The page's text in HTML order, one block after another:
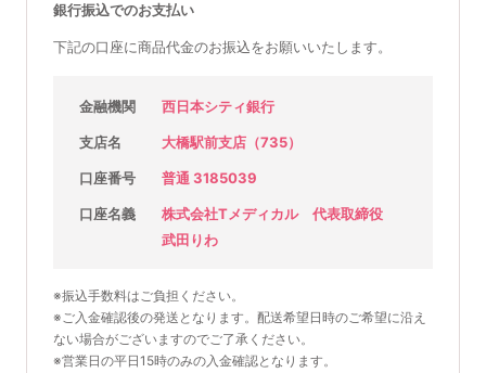
銀行振込でのお支払い
下記の口座に商品代金のお振込をお願いいたします。
金融機関 西日本シティ銀行
支店名 大橋駅前支店（735）
口座番号 普通 3185039
口座名義
株式会社Tメディカル 代表取締役
武田りわ
※振込手数料はご負担ください。
※ご入金確認後の発送となります。配送希望日時のご希望に沿え
ない場合がございますのでご了承ください。
※営業日の平日15時のみの入金確認となります。